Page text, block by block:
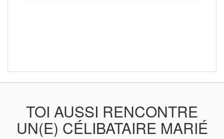
TOI AUSSI RENCONTRE
UN(E) CÉLIBATAIRE MARIÉ